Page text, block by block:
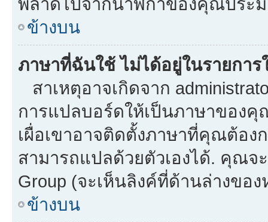
ข้างบน
ภาษาที่ฉันใช้ ไม่ได้อยู่ในรายการ
สาเหตุอาจเกิดจาก
การแปลบอร์ดให้เป็นภาษาของคุ
เผื่อเขาอาจติดตั้งภาษาที่คุณต้อ
สามารถแปลด้วยตัวเองได้. คุณจ
Group (จะเห็นลิงค์ที่ด้านล่างของ
ข้างบน